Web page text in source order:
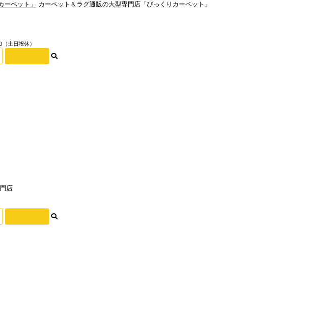
カーペット＆ラグ通販の大型専門店「びっくりカーペット」
土日祝休）